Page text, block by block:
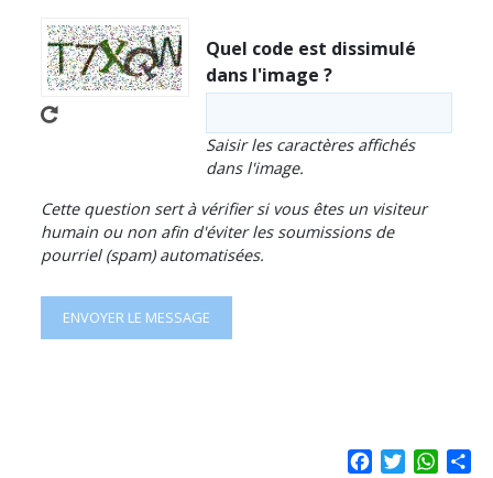
Quel code est dissimulé
dans l'image ?
Saisir les caractères affichés
dans l'image.
Cette question sert à vérifier si vous êtes un visiteur
humain ou non afin d'éviter les soumissions de
pourriel (spam) automatisées.
Facebook
Twitter